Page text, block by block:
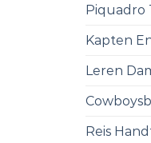
Piquadro
Kapten
Leren
Reis